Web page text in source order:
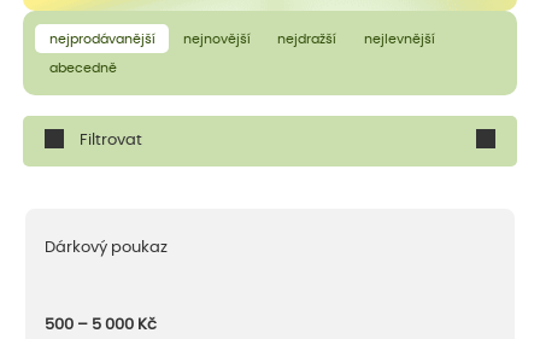
nejprodávanější nejnovější nejdražší nejlevnější
abecedně
Filtrovat
Dárkový poukaz
500 – 5 000 Kč